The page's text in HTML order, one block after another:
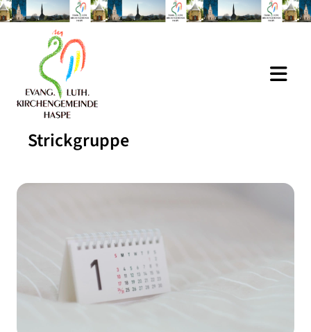
Strickgruppe